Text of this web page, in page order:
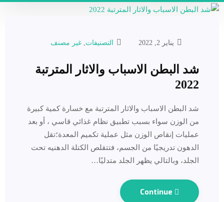
يناير 2, 2022 التصنيفات غير مصنف
شد البطن الاسباب والاثار المترتبة
2022
شد البطن الاسباب والاثار المترتبة مع خسارة كمية كبيرة
من الوزن سواء بسبب تطبيق نظام غذائي قاسي ، أو بعد
عمليات إنقاص الوزن مثل عملية تكميم المعدة؛تقل
الدهون تدريجيًا من الجسم، فتتقلص الكتلة الدهنيه تحت
الجلد، وبالتالي يظهر الجلد متدليًا…
Continue